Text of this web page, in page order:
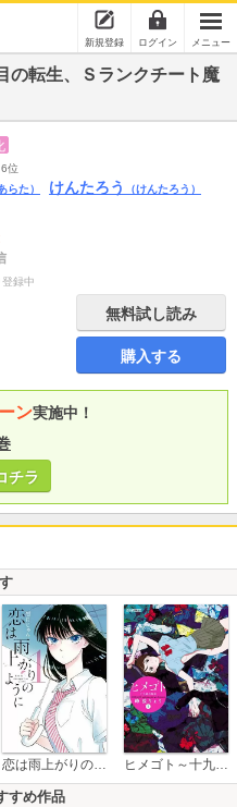
新規登録 ログイン メニュー
転生、Ｓランクチート魔
6位
らた） けんたろう （けんたろう）
録中
無料試し読み
購入する
ン実施中！
チラ
恋は雨上がりのように ヒメゴト～十九歳の制服～
すめ作品